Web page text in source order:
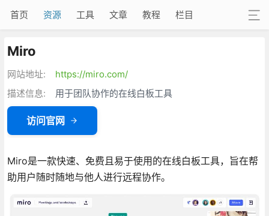
首页 资源 工具 文章 教程 栏目
Miro
网站地址:
https://miro.com/
描述信息:
用于团队协作的在线白板工具
访问官网
Miro是一款快速、免费且易于使用的在线白板工具，旨在帮
助用户随时随地与他人进行远程协作。